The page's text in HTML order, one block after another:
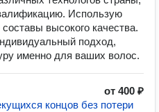
Использую
высокого качества.
подход,
именно для ваших волос.
от 400 ₽
концов без потери